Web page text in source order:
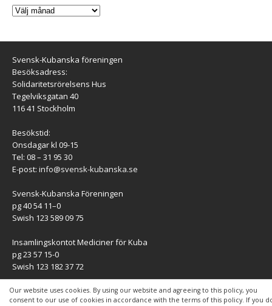
Our website uses cookies. By using our website and agreeing to this policy, you
consent to our use of cookies in accordance with the terms of this policy. If you
Svensk-Kubanska föreningen
Besöksadress:
Solidaritetsrörelsens Hus
Tegelviksgatan 40
116 41 Stockholm
Besökstid:
Onsdagar kl 09-15
Tel: 08 – 31 95 30
E-post: info@svensk-kubanska.se
Svensk-Kubanska Föreningen
pg 40 54 11–0
Swish 123 589 09 75
Insamlingskontot Mediciner för Kuba
pg 23 57 15-0
Swish 123 182 37 72
KONTAKT